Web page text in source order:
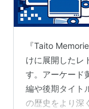
『Taito
けに展開したレ
す。アーケード
編や後期タイト
の歴史をより深